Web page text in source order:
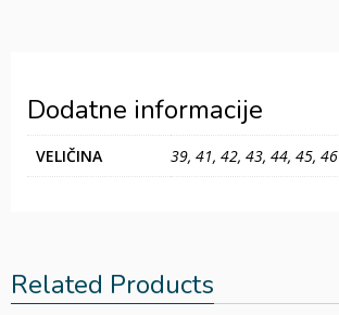
Dodatne informacije
VELIČINA 39, 41, 42, 43, 44, 45, 46
Related Products